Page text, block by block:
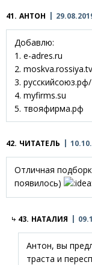
41. АНТОН
Добавлю:
1. e-adres.ru
2.
3. русскийсоюз.рф/
4. myfirms.su
5. твояфирма.рф
42. ЧИТАТЕЛЬ
Отличная
появилось)
43. НАТАЛИЯ
Антон, вы
траста и